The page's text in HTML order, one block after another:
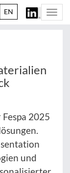
EN
2025
und